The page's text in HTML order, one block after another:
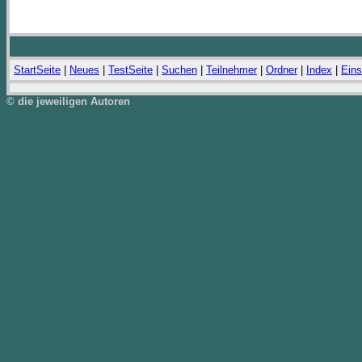
StartSeite Neues TestSeite Suchen Teilnehmer| Ordner| Index
© die jeweiligen Autoren